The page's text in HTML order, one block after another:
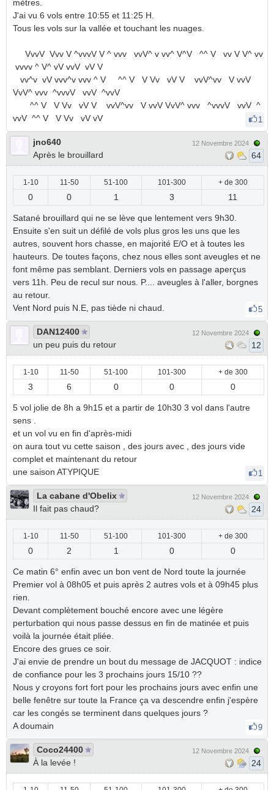
mètres.
J'ai vu 6 vols entre 10:55 et 11:25 H.
Tous les vols sur la vallée et touchant les nuages.
VvvV Vvv V ^vvvV V ^ vvv vvV^ v vv^ V^V ^^ V vv V V^ vv
vvvv ^ V^ vV vvV vV V
vv^v vV vvv^v vvv ^ V ^^ V V Vv vV V vvV^vv V vvV
VvV^ vvv ^vvvV vvV ^vvV
^^ V V Vv vV V vvV^vv V vvV VvV^ vvv ^vvvV vvV ^
vvV ^^ V V Vv vV vV
1
jno640
Après le brouillard
12 Novembre 2024
64
1-10 11-50 51-100 101-300 + de 300
0 0 1 3 11
Satané brouillard qui ne se lève que lentement vers 9h30.
Ensuite s'en suit un défilé de vols plus gros les uns que les
autres, souvent hors chasse, en majorité E/O et à toutes les
hauteurs. De toutes façons, chez nous elles sont aveugles et ne
font même pas semblant. Derniers vols en passage aperçus
vers 11h. Peu de recul sur nous. P.... aveugles à l'aller, borgnes
au retour.
Vent Nord puis N.E, pas tiède ni chaud.
5
DAN12400
un peu puis du retour
12 Novembre 2024
12
1-10 11-50 51-100 101-300 + de 300
3 6 0 0 0
5 vol jolie de 8h a 9h15 et a partir de 10h30 3 vol dans l'autre
sens .
et un vol vu en fin d'après-midi
on aura tout vu cette saison , des jours avec , des jours vide
complet et maintenant du retour
une saison ATYPIQUE
1
La cabane d'Obelix
Il fait pas chaud?
12 Novembre 2024
24
1-10 11-50 51-100 101-300 + de 300
0 2 1 0 0
Ce matin 6° enfin avec un bon vent de Nord toute la journée
Premier vol à 08h05 et puis après 2 autres vols et à 09h45 plus
rien.
Devant complètement bouché encore avec une légère
perturbation qui nous passe dessus en fin de matinée et puis
voilà la journée était pliée.
Encore des grues ce soir.
J'ai envie de prendre un bout du message de JACQUOT : indice
de confiance pour les 3 prochains jours 15/10 ??
Nous y croyons fort fort pour les prochains jours avec enfin une
belle fenêtre sur toute la France ça va descendre enfin j'espère
car les congés se terminent dans quelques jours ?
A doumain
9
Coco24400
À la levée !
12 Novembre 2024
24